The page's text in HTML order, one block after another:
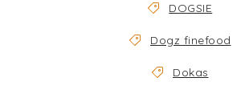
DOGSIE
Dogz finefood
Dokas